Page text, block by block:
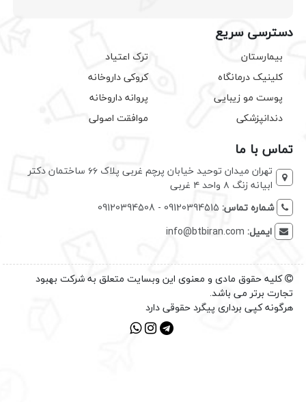
دسترسی سریع
بیمارستان
کلینیک درمانگاه
پوست مو زیبایی
دندانپزشکی
ترک اعتیاد
کروکی داروخانه
پروانه داروخانه
موافقت اصولی
تماس با ما
تهران میدان توحید خیابان پرچم غربی پلاک ۶۶ ساختمان دکتر
ابیانه زنگ ۸ واحد ۴ غربی
شماره تماس: 09120394515 - 09120394508
ایمیل: info@btbiran.com
کلیه حقوق مادی و معنوی این وبسایت متعلق به شرکت بهبود
تجارت برتر می باشد.
هرگونه کپی برداری پیگرد حقوقی دارد